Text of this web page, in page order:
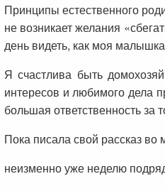
Принципы естественного
не возникает желания
день видеть, как моя
Я счастлива быть
интересов и любимого дела
большая ответственность за
Пока писала свой рассказ
неизменно уже неделю